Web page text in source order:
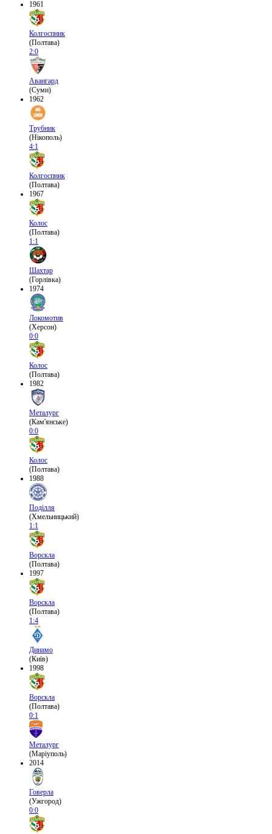
1961
Колгоспник
(Полтава)
2:0
Авангард
(Суми)
1962
Трубник
(Нікополь)
4:1
Колгоспник
(Полтава)
1967
Колос
(Полтава)
1:1
Шахтар
(Горлівка)
1974
Локомотив
(Херсон)
0:0
Колос
(Полтава)
1982
Металург
(Кам'янське)
0:0
Колос
(Полтава)
1988
Поділля
(Хмельницький)
1:1
Ворскла
(Полтава)
1997
Ворскла
(Полтава)
1:4
Динамо
(Київ)
1998
Ворскла
(Полтава)
0:1
Металург
(Маріуполь)
2014
Говерла
(Ужгород)
0:0